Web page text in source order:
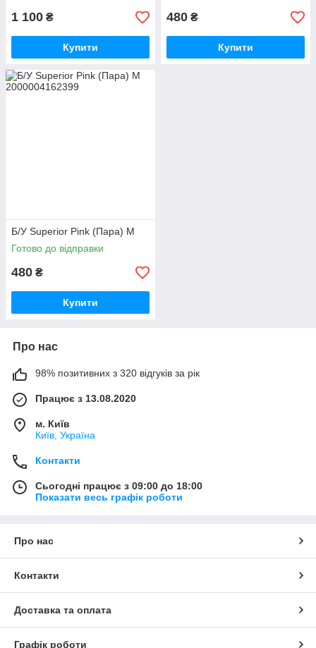
1 100 ₴
Купити
480 ₴
Купити
Б/У Superior Pink (Пара) M
Готово до відправки
480 ₴
Купити
Про нас
98% позитивних з 320 відгуків за рік
Працює з 13.08.2020
м. Київ
Київ, Україна
Контакти
Сьогодні працює з 09:00 до 18:00
Показати весь графік роботи
Про нас
Контакти
Доставка та оплата
Графік роботи